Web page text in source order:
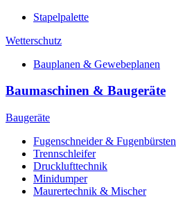
Stapelpalette
Wetterschutz
Bauplanen & Gewebeplanen
Baumaschinen & Baugeräte
Baugeräte
Fugenschneider & Fugenbürsten
Trennschleifer
Drucklufttechnik
Minidumper
Maurertechnik & Mischer